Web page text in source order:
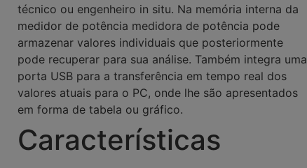
técnico ou engenheiro in situ. Na memória interna da
medidor de potência medidora de potência pode
armazenar valores individuais que posteriormente
pode recuperar para sua análise. Também integra uma
porta USB para a transferência em tempo real dos
valores atuais para o PC, onde lhe são apresentados
em forma de tabela ou gráfico.
Características